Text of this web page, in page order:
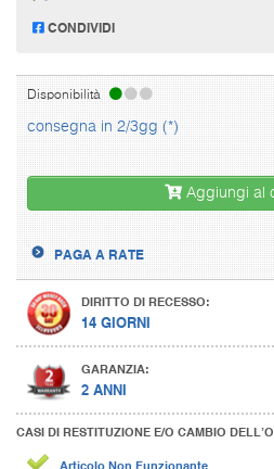
CONDIVIDI
Disponibilità
consegna in 2/3gg (*)
Aggiungi al
PAGA A RATE
DIRITTO DI RECESSO:
14 GIORNI
GARANZIA:
2 ANNI
CASI DI RESTITUZIONE E/O CAMBIO
Articolo Non Funzionante